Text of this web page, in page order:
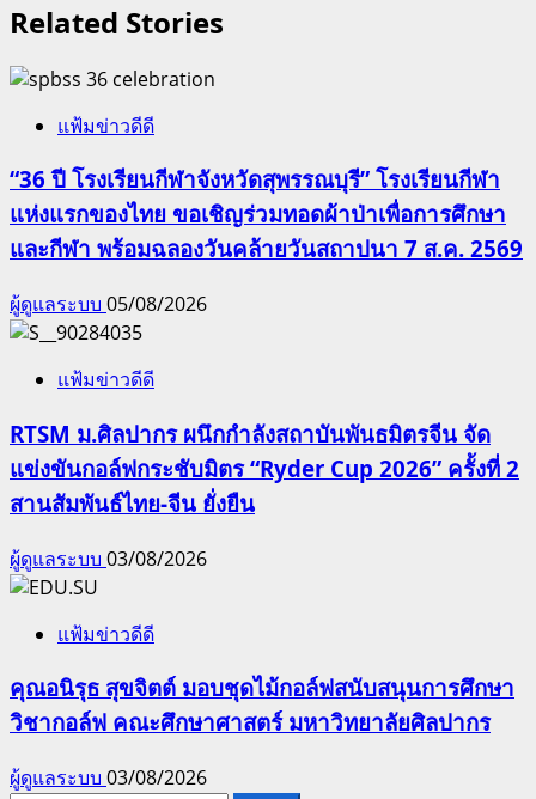
Related Stories
แฟ้มข่าวดีดี
“36 ปี โรงเรียนกีฬาจังหวัดสุพรรณบุรี” โรงเรียนกีฬา
แห่งแรกของไทย ขอเชิญร่วมทอดผ้าป่าเพื่อการศึกษา
และกีฬา พร้อมฉลองวันคล้ายวันสถาปนา 7 ส.ค. 2569
ผู้ดูแลระบบ 05/08/2026
แฟ้มข่าวดีดี
RTSM ม.ศิลปากร ผนึกกำลังสถาบันพันธมิตรจีน จัด
แข่งขันกอล์ฟกระชับมิตร “Ryder Cup 2026” ครั้งที่ 2
สานสัมพันธ์ไทย-จีน ยั่งยืน
ผู้ดูแลระบบ 03/08/2026
แฟ้มข่าวดีดี
คุณอนิรุธ สุขจิตต์ มอบชุดไม้กอล์ฟสนับสนุนการศึกษา
วิชากอล์ฟ คณะศึกษาศาสตร์ มหาวิทยาลัยศิลปากร
ผู้ดูแลระบบ 03/08/2026